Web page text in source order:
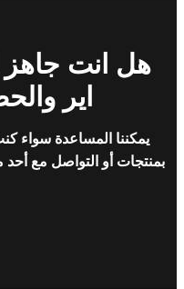
هل انت جاهز
اير
يمكننا المساعدة سواء
بمنتجات أو التواصل مع